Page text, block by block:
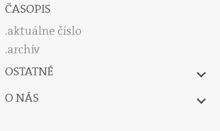
ČASOPIS
aktuálne číslo
archív
OSTATNÉ
O NÁS